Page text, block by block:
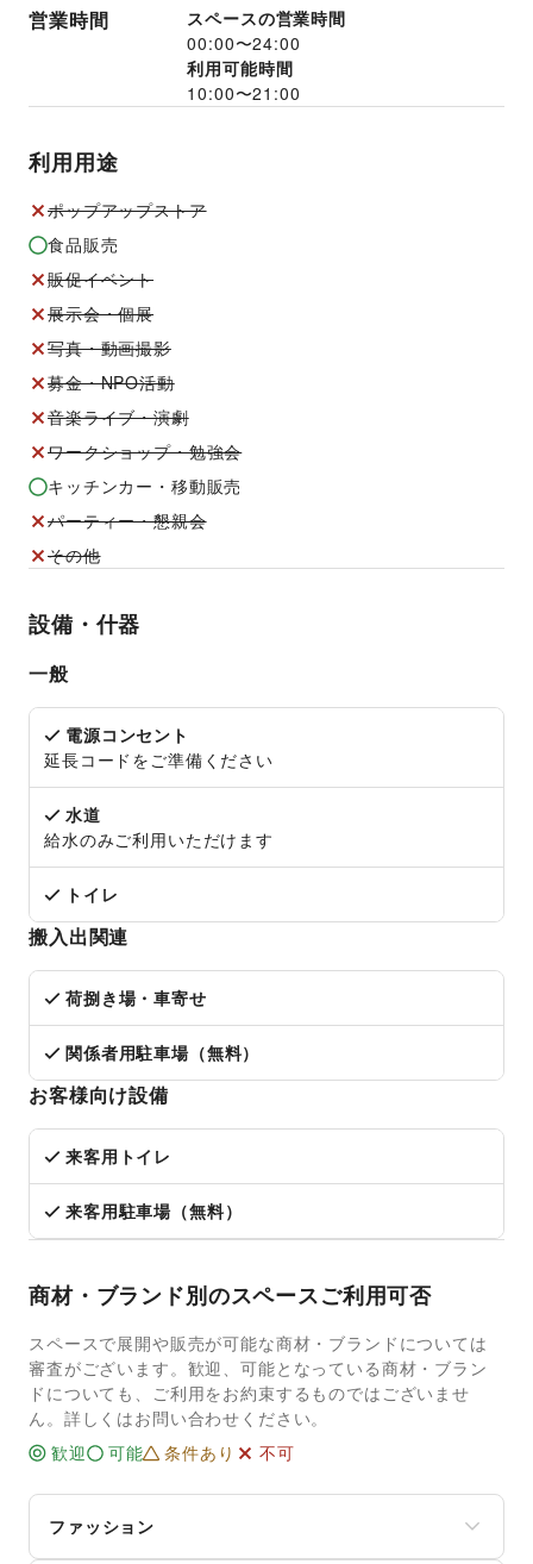
営業時間
スペースの営業時間
00:00〜24:00
利用可能時間
10:00〜21:00
利用用途
ポップアップストア
食品販売
販促イベント
展示会・個展
写真・動画撮影
募金・NPO活動
音楽ライブ・演劇
ワークショップ・勉強会
キッチンカー・移動販売
パーティー・懇親会
その他
設備・什器
一般
電源コンセント
延長コードをご準備ください
水道
給水のみご利用いただけます
トイレ
搬入出関連
荷捌き場・車寄せ
関係者用駐車場（無料）
お客様向け設備
来客用トイレ
来客用駐車場（無料）
商材・ブランド別のスペースご利用可否
スペースで展開や販売が可能な商材・ブランドについては
審査がございます。歓迎、可能となっている商材・ブラン
ドについても、ご利用をお約束するものではございませ
ん。詳しくはお問い合わせください。
歓迎
可能 条件あり 不可
ファッション